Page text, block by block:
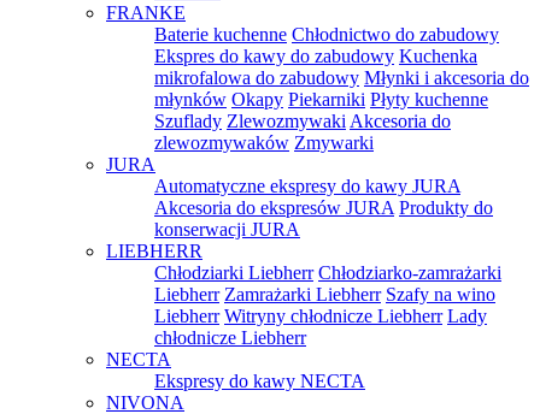
FRANKE
Baterie kuchenne Chłodnictwo do zabudowy
Ekspres do kawy do zabudowy Kuchenka
mikrofalowa do zabudowy Młynki i akcesoria do
młynków Okapy Piekarniki Płyty kuchenne
Szuflady Zlewozmywaki Akcesoria do
zlewozmywaków Zmywarki
JURA
Automatyczne ekspresy do kawy JURA
Akcesoria do ekspresów JURA Produkty do
konserwacji JURA
LIEBHERR
Chłodziarki Liebherr Chłodziarko-zamrażarki
Liebherr Zamrażarki Liebherr Szafy na wino
Liebherr Witryny chłodnicze Liebherr Lady
chłodnicze Liebherr
NECTA
Ekspresy do kawy NECTA
NIVONA